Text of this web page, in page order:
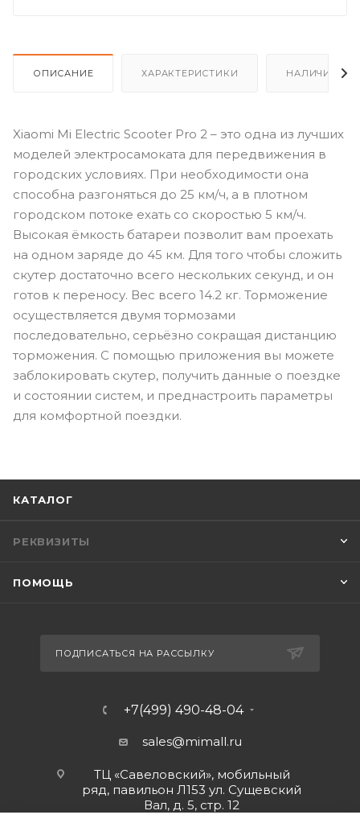
ОПИСАНИЕ ХАРАКТЕРИСТИКИ НАЛИЧИЕ
Xiaomi Mi Electric Scooter Pro 2 – это одна из лучших
моделей электросамоката для передвижения в
городских условиях. При необходимости она
способна разгоняться до 25 км/ч, а в плотном
городском потоке ехать со скоростью 5 км/ч.
Высокая ёмкость батареи позволит вам проехать
на одном заряде до 45 км. Для того чтобы сложить
скутер достаточно всего нескольких секунд, и он
готов к переносу. Вес всего 14.2 кг. Торможение
осуществляется двумя тормозами
последовательно, серьёзно сокращая дистанцию
торможения. С помощью приложения вы можете
заблокировать скутер, получить данные о поездке
и состоянии систем, и преднастроить параметры
для комфортной поездки.
КАТАЛОГ
РЕКВИЗИТЫ
ПОМОЩЬ
ПОДПИСАТЬСЯ НА РАССЫЛКУ
+7(499) 490-48-04
sales@mimall.ru
ТЦ «Савеловский», мобильный
ряд, павильон Л153 ул. Сущевский
Вал, д. 5, стр. 12